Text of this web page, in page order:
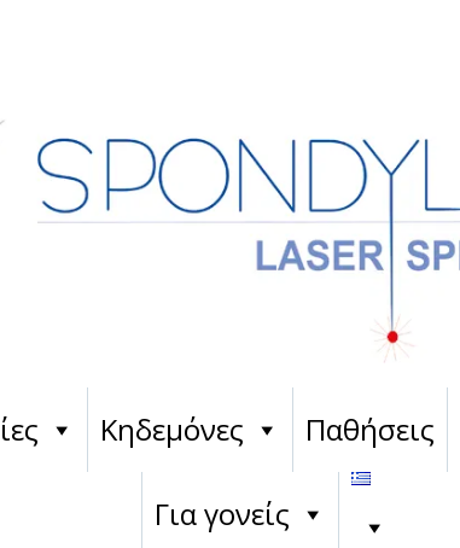
Κηδεμόνες Παθήσεις
Για γονείς